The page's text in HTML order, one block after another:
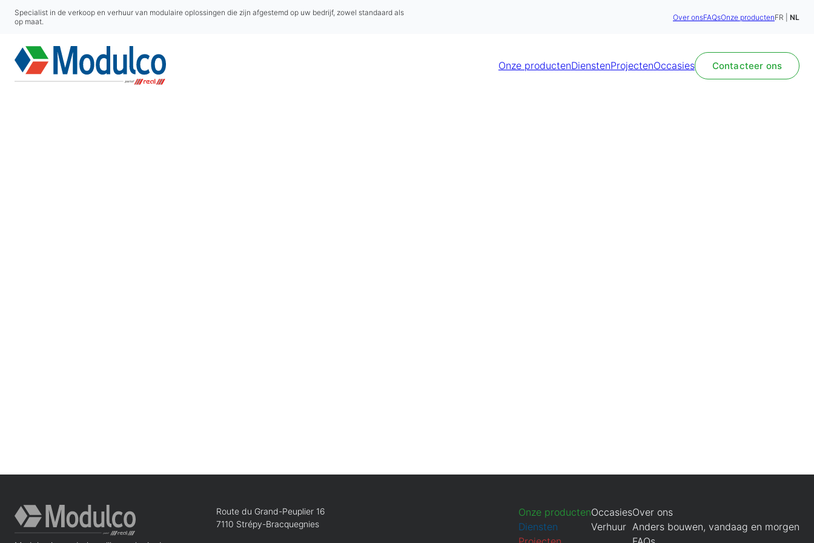
Specialist in de verkoop en verhuur van modulaire oplossingen die zijn afgestemd op uw bedrijf, zowel standaard als
op maat.
Over onsFAQsOnze productenFR NL
Onze productenDienstenProjectenOccasies Contacteer ons
Route du Grand-Peuplier 16
7110 Strépy-Bracquegnies
Onze producten
Diensten
Occasies
Verhuur
Over ons
Anders bouwen, vandaag en morgen